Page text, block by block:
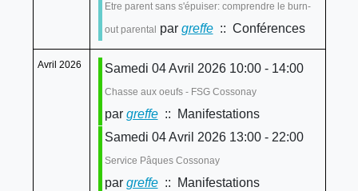
Etre parent sans s'épuiser: comprendre le burn-
out parental par greffe:: Conférences
Avril 2026 Samedi 04 Avril 2026 10:00 - 14:00
Chasse aux oeufs - FSG Cossonay
par greffe:: Manifestations
Samedi 04 Avril 2026 13:00 - 22:00
Service Pâques Cossonay
par greffe:: Manifestations